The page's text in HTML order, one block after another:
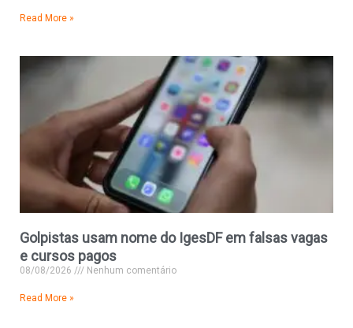
Read More »
Golpistas usam nome do IgesDF em falsas vagas
e cursos pagos
08/08/2026 Nenhum comentário
Read More »